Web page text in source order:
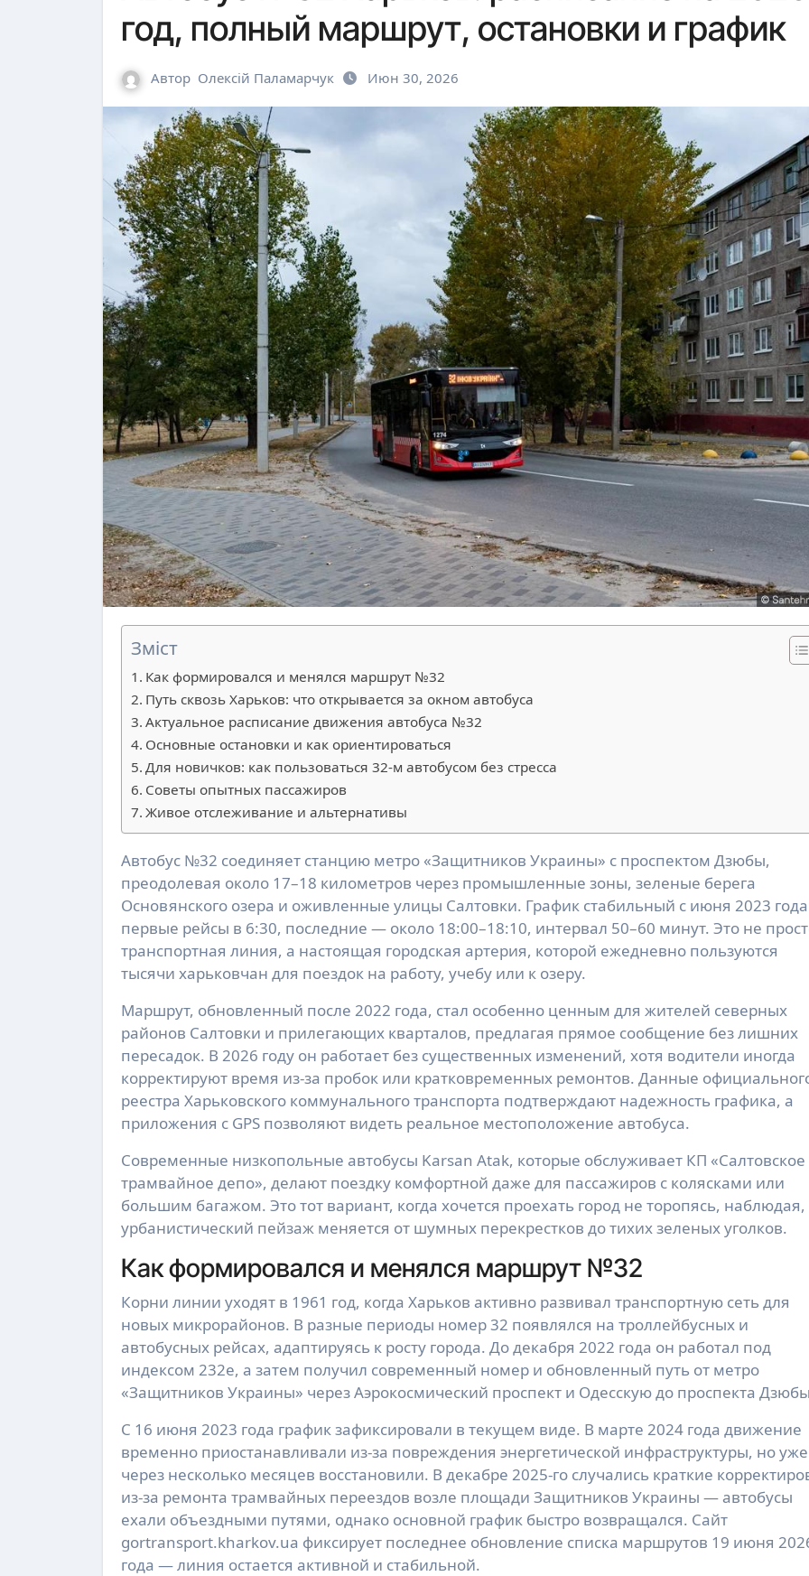
год, полный маршрут, остановки и график
Автор Олексій Паламарчук Июн 30, 2026
Зміст
Как формировался и менялся маршрут №32
Путь сквозь Харьков: что открывается за окном автобуса
Актуальное расписание движения автобуса №32
Основные остановки и как ориентироваться
Для новичков: как пользоваться 32-м автобусом без стресса
Советы опытных пассажиров
Живое отслеживание и альтернативы
Автобус №32 соединяет станцию метро «Защитников Украины» с проспектом Дзюбы,
преодолевая около 17–18 километров через промышленные зоны, зеленые берега
Основянского озера и оживленные улицы Салтовки. График стабильный с июня 2023
первые рейсы в 6:30, последние — около 18:00–18:10, интервал 50–60 минут. Это не
транспортная линия, а настоящая городская артерия, которой ежедневно пользуются
тысячи харьковчан для поездок на работу, учебу или к озеру.
Маршрут, обновленный после 2022 года, стал особенно ценным для жителей северных
районов Салтовки и прилегающих кварталов, предлагая прямое сообщение без лишних
пересадок. В 2026 году он работает без существенных изменений, хотя водители иногда
корректируют время из-за пробок или кратковременных ремонтов. Данные
реестра Харьковского коммунального транспорта подтверждают надежность графика, а
приложения с GPS позволяют видеть реальное местоположение автобуса.
Современные низкопольные автобусы Karsan Atak, которые обслуживает КП «Салтовское
трамвайное депо», делают поездку комфортной даже для пассажиров с колясками или
большим багажом. Это тот вариант, когда хочется проехать город не торопясь, наблюдая,
урбанистический пейзаж меняется от шумных перекрестков до тихих зеленых уголков.
Как формировался и менялся маршрут №32
Корни линии уходят в 1961 год, когда Харьков активно развивал транспортную сеть для
новых микрорайонов. В разные периоды номер 32 появлялся на троллейбусных и
автобусных рейсах, адаптируясь к росту города. До декабря 2022 года он работал под
индексом 232е, а затем получил современный номер и обновленный путь от метро
«Защитников Украины» через Аэрокосмический проспект и Одесскую до проспекта
С 16 июня 2023 года график зафиксировали в текущем виде. В марте 2024 года движение
временно приостанавливали из-за повреждения энергетической инфраструктуры, но уже
через несколько месяцев восстановили. В декабре 2025-го случались краткие
из-за ремонта трамвайных переездов возле площади Защитников Украины — автобусы
ехали объездными путями, однако основной график быстро возвращался. Сайт
gortransport.kharkov.ua фиксирует последнее обновление списка маршрутов 19 июня
года — линия остается активной и стабильной.